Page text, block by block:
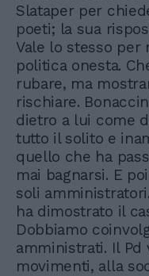
Slataper per
poeti; la sua
Vale lo stesso per
politica onesta.
rubare, ma
rischiare.
dietro a lui come
tutto il solito e
quello che ha
mai bagnarsi. E
soli
ha dimostrato il
Dobbiamo
amministrati. Il Pd
movimenti, alla